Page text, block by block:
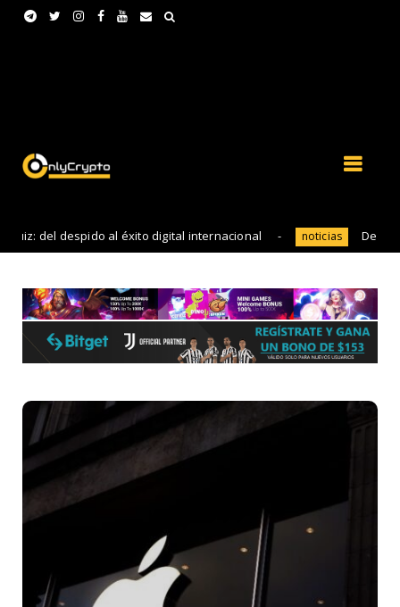
despido al éxito digital internacional noticias Descubriendo